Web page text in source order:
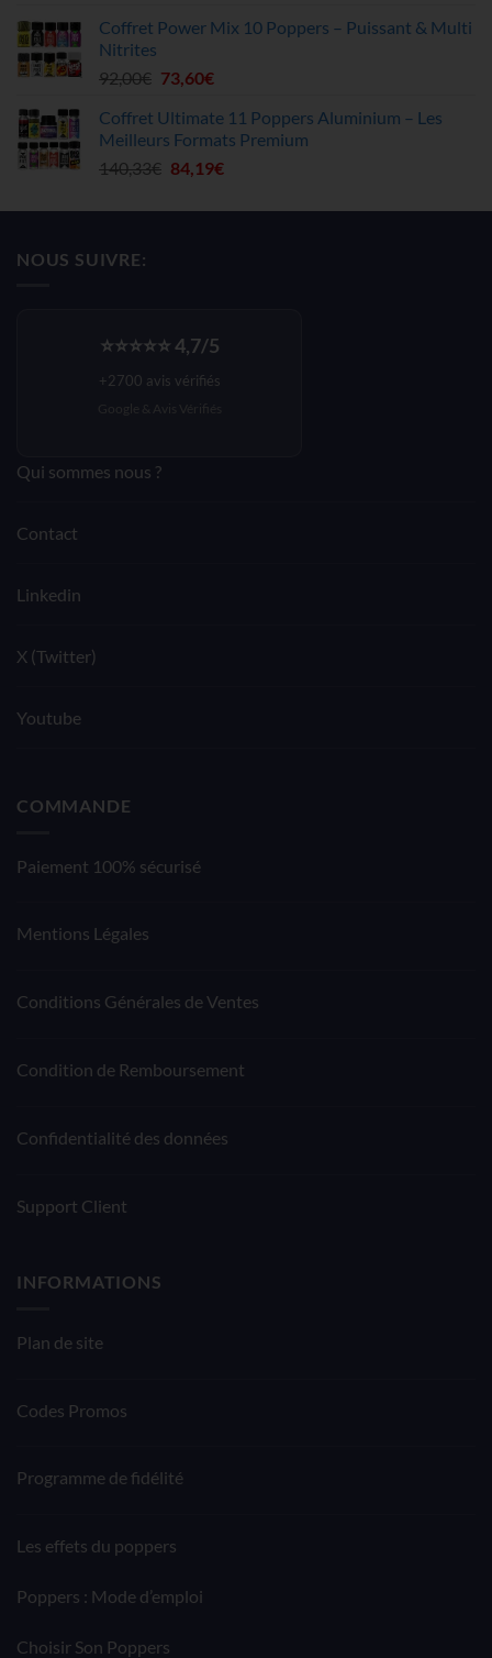
initial
78,00€.
actuel
62,40€.
Coffret Power Mix 10 Poppers – Puissant & Multi
Nitrites
92,00€ Le
initial
était :
92,00€.
73,60€Le
actuel
est :
73,60€.
Coffret Ultimate 11 Poppers Aluminium – Les
Meilleurs Formats Premium
140,33€ Le
initial
84,19€Le
actuel
NOUS SUIVRE:
⭐⭐⭐⭐⭐ 4,7/5
+2700 avis vérifiés
Qui sommes nous ?
Contact
Linkedin
X (Twitter)
Youtube
COMMANDE
Paiement 100% sécurisé
Mentions Légales
Conditions Générales de Ventes
Condition de Remboursement
Confidentialité des données
Support Client
INFORMATIONS
Plan de site
Codes Promos
Programme de fidélité
Les effets du poppers
Poppers : Mode d’emploi
Choisir Son Poppers